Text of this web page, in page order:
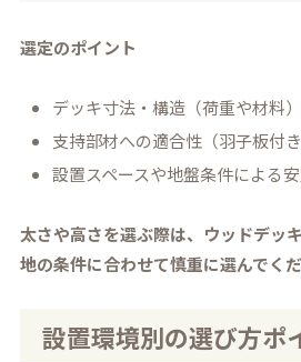
選定のポイント
デッキ寸法・構造（荷重や材料
支持部材への適合性（羽子板付き
設置スペースや地盤条件による
太さや高さを選ぶ際は、ウッドデッ
地の条件に合わせて慎重に選んでくだ
設置環境別の選び方ポ